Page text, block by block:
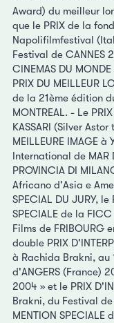
Award) du meilleur
que le PRIX de la
Napolifilmfestival
Festival de CANNES
CINEMAS DU
PRIX DU MEILLEUR
de la 21ème édition
MONTREAL. - Le
KASSARI (Silver
MEILLEURE IMAGE à
International de MAR
PROVINCIA DI
Africano d'Asia e
SPECIAL DU JURY, le
SPECIALE de la
Films de FRIBOURG
double PRIX
à Rachida Brakni, au
d'ANGERS (France)
2004 » et le PRIX
Brakni, du Festival
MENTION